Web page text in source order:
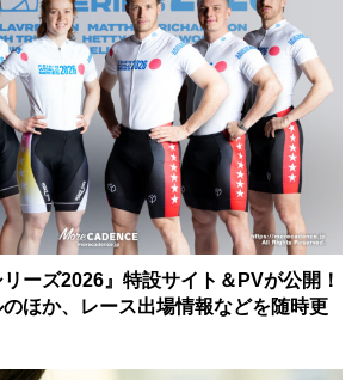
リーズ2026』特設サイト＆PVが公開！
ほか、レース出場情報などを随時更